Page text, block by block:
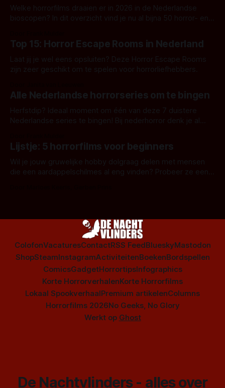
Welke horrorfilms draaien er in 2026 in de Nederlandse
bioscopen? In dit overzicht vind je nu al bijna 50 horror- en
Top 15: Horror Escape Rooms in Nederland
Laat jij je wel eens opsluiten? Deze Horror Escape Rooms
zijn zeer geschikt om te spelen voor horrorliefhebbers.
Alle Nederlandse horrorseries om te bingen
Herfstdip? Ideaal moment om één van deze 7 duistere
Nederlandse series te bingen! Bij nederhorror denk je al
Amsterdamned of The Johnsons. Maar Nederlandse horror
is niet beperkt tot films. Hier een aantal Nederlandse tv-
series uit het duistere of horrorgenre. Als
Lijstje: 5 horrorfilms voor beginners
Wil je jouw gruwelijke hobby dolgraag delen met mensen
die een aardappelschilmes al eng vinden? Probeer ze eens
ColofonVacaturesContactRSS FeedBlueskyMastodon
ShopSteamInstagramActiviteitenBoekenBordspellen
ComicsGadgetHorrortipsInfographics
Korte HorrorverhalenKorte Horrorfilms
Lokaal SpookverhaalPremium artikelenColumns
Horrorfilms 2026No Geeks, No Glory
Werkt op Ghost
De Nachtvlinders - alles over